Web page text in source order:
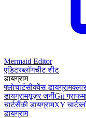
Mermaid Editor
एडिटरब्लॉगचीट शीट
डायग्राम
फ्लोचार्टसीक्वेंस डायग्राम
डायग्रामयूज़र जर्नीGit ग्राफ
चार्टसैंकी डायग्रामXY चार्ट
डायग्राम